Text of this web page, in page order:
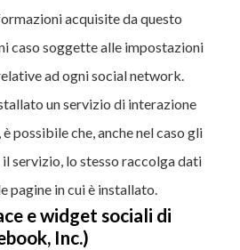
acquisite da questo
caso soggette alle impostazioni
ad ogni social network.
un servizio di interazione
possibile che, anche nel caso gli
servizio, lo stesso raccolga dati
pagine in cui è installato.
e widget sociali di
Inc.)